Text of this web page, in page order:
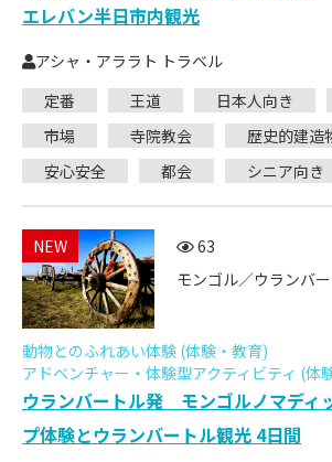
エレバン半日市内観光
アシャ・アララト トラベル
定番
王道 日本人向き
市場
寺院教会
歴史的建造
安心安全
都会 シニア向き
NEW
63
モンゴル／ウランバ
動物とのふれあい体験 (体験・教育)
アドベンチャー・体験型アクティビティ (体
ウランバートル発 モンゴルノマディ
プ体験とウランバートル観光 4日間